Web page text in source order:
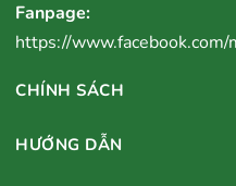
Fanpage:
https://www.facebook.com/
CHÍNH SÁCH
HƯỚNG DẪN